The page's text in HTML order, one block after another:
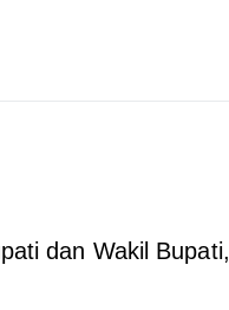
dan Wakil Bupati,